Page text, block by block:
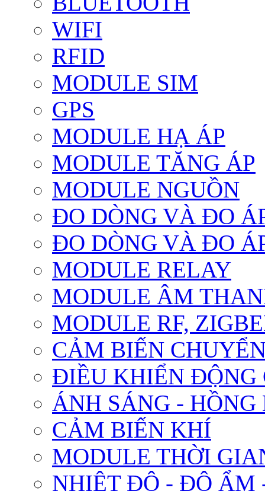
WIFI
RFID
MODULE SIM
GPS
MODULE HẠ ÁP
MODULE TĂNG ÁP
MODULE NGUỒN
ĐO DÒNG VÀ ĐO
ĐO DÒNG VÀ ĐO
MODULE RELAY
MODULE ÂM
MODULE RF,
CẢM BIẾN
ĐIỀU KHIỂN ĐỘNG
ÁNH SÁNG - HỒNG
CẢM BIẾN KHÍ
MODULE THỜI
NHIỆT ĐỘ - ĐỘ ẨM